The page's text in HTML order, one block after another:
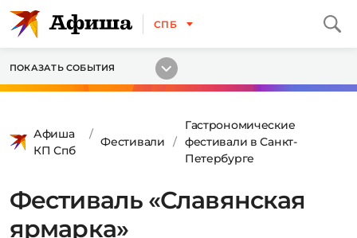
СПБ
ПОКАЗАТЬ СОБЫТИЯ
Афиша
КП Спб
Фестивали
Гастрономические
фестивали в Санкт-
Петербурге
Фестиваль «Славянская
ярмарка»